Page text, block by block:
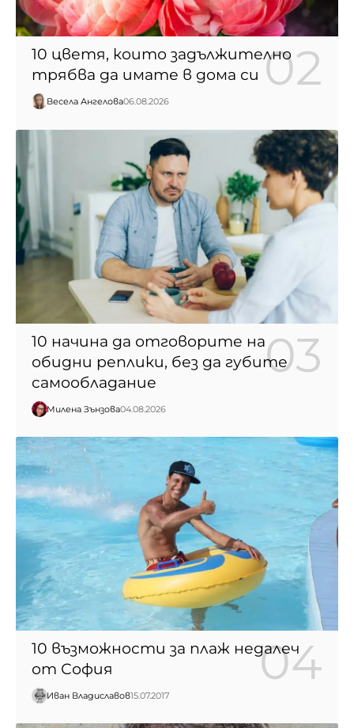
10 цветя, които задължително
трябва да имате в дома си
Весела Ангелова06.08.2026
10 начина да отговорите на
обидни реплики, без да губите
самообладание
Милена Зънзова04.08.2026
10 възможности за плаж недалеч
от София
Иван Владиславов15.07.2017